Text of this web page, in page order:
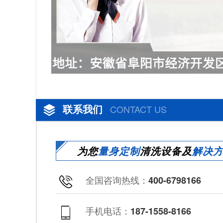
联系我们 CONTACT US
为您量身定制清洗设备及解决
全国咨询热线： 400-6798166
手机电话： 187-1558-8166